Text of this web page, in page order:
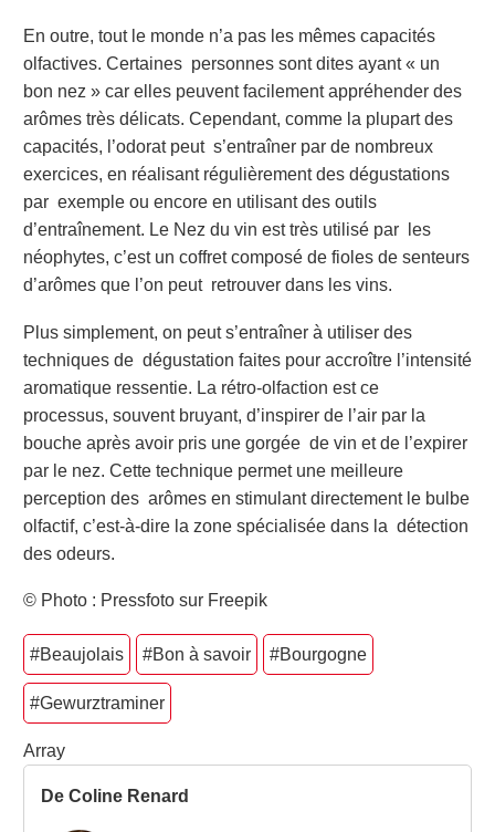
En outre, tout le monde n’a pas les mêmes capacités
olfactives. Certaines personnes sont dites ayant « un
bon nez » car elles peuvent facilement appréhender des
arômes très délicats. Cependant, comme la plupart des
capacités, l’odorat peut s’entraîner par de nombreux
exercices, en réalisant régulièrement des dégustations
par exemple ou encore en utilisant des outils
d’entraînement. Le Nez du vin est très utilisé par les
néophytes, c’est un coffret composé de fioles de senteurs
d’arômes que l’on peut retrouver dans les vins.
Plus simplement, on peut s’entraîner à utiliser des
techniques de dégustation faites pour accroître l’intensité
aromatique ressentie. La rétro-olfaction est ce
processus, souvent bruyant, d’inspirer de l’air par la
bouche après avoir pris une gorgée de vin et de l’expirer
par le nez. Cette technique permet une meilleure
perception des arômes en stimulant directement le bulbe
olfactif, c’est-à-dire la zone spécialisée dans la détection
des odeurs.
© Photo : Pressfoto sur Freepik
#Beaujolais #Bon à savoir #Bourgogne
#Gewurztraminer
Array
De Coline Renard